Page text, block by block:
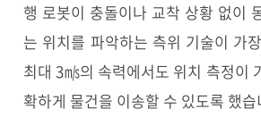
행 로봇이 충돌이나 교착 상황 없이
는 위치를 파악하는 측위 기술이 가
최대 3㎧의 속력에서도 위치 측정이
확하게 물건을 이송할 수 있도록 했습